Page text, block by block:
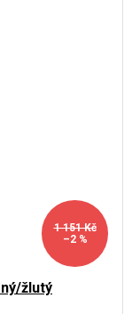
1 151 Kč
–2 %
žlutý